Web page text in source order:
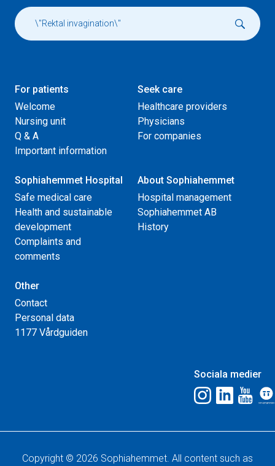
For patients
Welcome
Nursing unit
Q & A
Important information
Seek care
Healthcare providers
Physicians
For companies
Sophiahemmet Hospital
Safe medical care
Health and sustainable
development
Complaints and
comments
About Sophiahemmet
Hospital management
Sophiahemmet AB
History
Other
Contact
Personal data
1177 Vårdguiden
Sociala medier
Copyright © 2026 Sophiahemmet. All content such as